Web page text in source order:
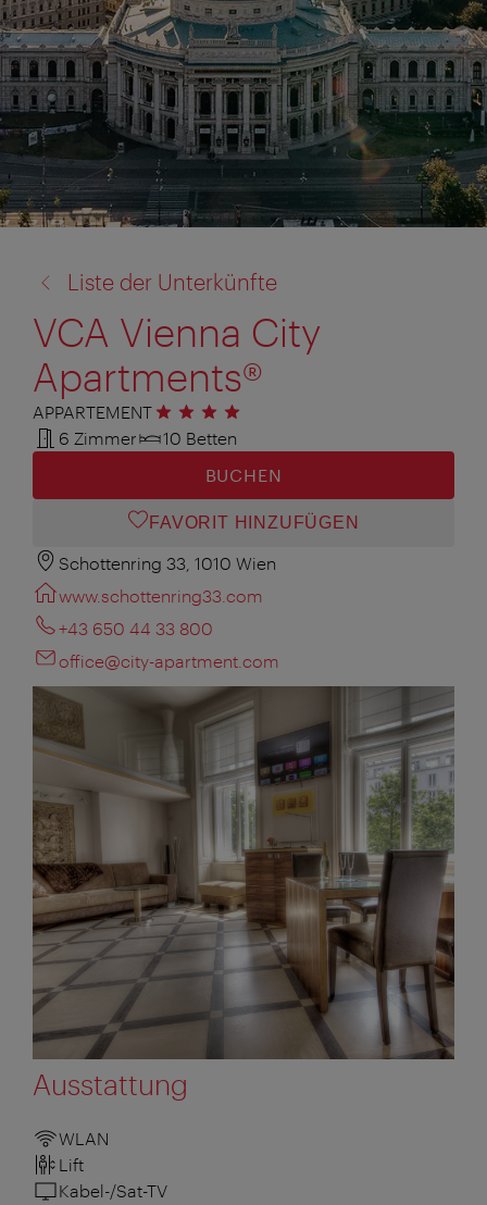
zu:
Liste der Unterkünfte
VCA Vienna City
Apartments®
APPARTEMENT4 Sterne
6 Zimmer
10 Betten
BUCHEN
FAVORIT HINZUFÜGEN
Schottenring 33, 1010 Wien
www.schottenring33.com
+43 650 44 33 800
office@city-apartment.com
Ausstattung
WLAN
Lift
Kabel-/Sat-TV